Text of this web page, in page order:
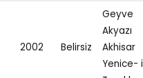
2002 Belirsiz
Geyve
Akyazı
Akhisar
Yenice- i